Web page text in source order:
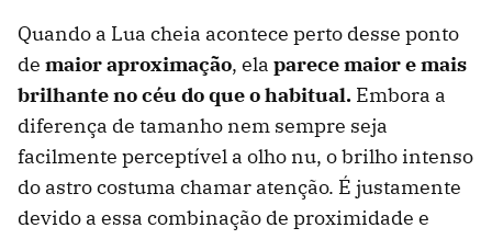
Quando a Lua cheia acontece perto desse ponto
de maior aproximação, ela parece maior e mais
brilhante no céu do que o habitual. Embora a
diferença de tamanho nem sempre seja
facilmente perceptível a olho nu, o brilho intenso
do astro costuma chamar atenção. É justamente
devido a essa combinação de proximidade e